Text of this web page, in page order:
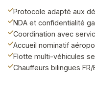
Protocole adapté aux
NDA et confidentialité
Coordination avec
Accueil nominatif
Flotte multi-véhicules
Chauffeurs bilingues FR/